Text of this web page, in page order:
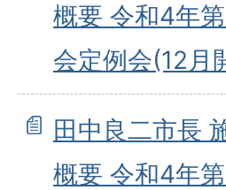
概要 令和4年
会定例会(12月
田中良二市長
概要 令和4年